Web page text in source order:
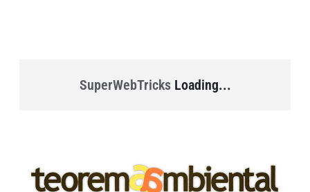
SuperWebTricksLoading...